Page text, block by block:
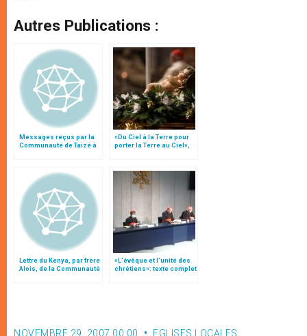
Autres Publications :
Messages reçus par la
Communauté de Taizé à
«Du Ciel à la Terre pour
porter la Terre au Ciel»,
Lettre du Kenya, par frère
Alois, de la Communauté
«L’évêque et l’unité des
chrétiens»: texte complet
NOVEMBRE 29, 2007 00:00 EGLISES LOCALES